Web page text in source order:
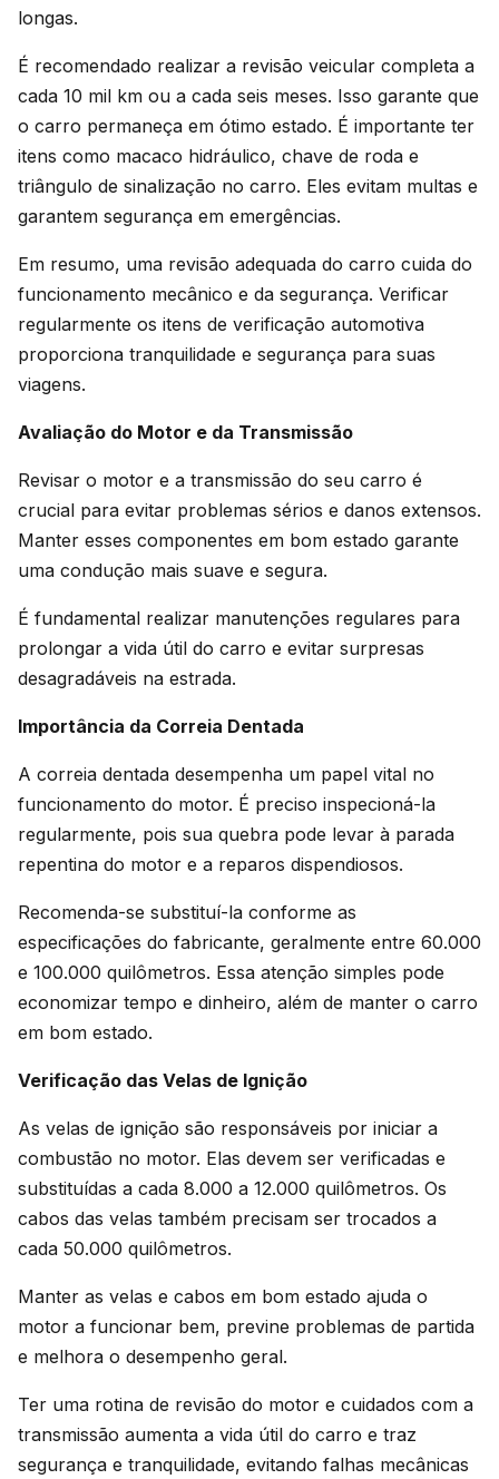
longas.
É recomendado realizar a revisão veicular completa a
cada 10 mil km ou a cada seis meses. Isso garante que
o carro permaneça em ótimo estado. É importante ter
itens como macaco hidráulico, chave de roda e
triângulo de sinalização no carro. Eles evitam multas e
garantem segurança em emergências.
Em resumo, uma revisão adequada do carro cuida do
funcionamento mecânico e da segurança. Verificar
regularmente os itens de verificação automotiva
proporciona tranquilidade e segurança para suas
viagens.
Avaliação do Motor e da Transmissão
Revisar o motor e a transmissão do seu carro é
crucial para evitar problemas sérios e danos extensos.
Manter esses componentes em bom estado garante
uma condução mais suave e segura.
É fundamental realizar manutenções regulares para
prolongar a vida útil do carro e evitar surpresas
desagradáveis na estrada.
Importância da Correia Dentada
A correia dentada desempenha um papel vital no
funcionamento do motor. É preciso inspecioná-la
regularmente, pois sua quebra pode levar à parada
repentina do motor e a reparos dispendiosos.
Recomenda-se substituí-la conforme as
especificações do fabricante, geralmente entre 60.000
e 100.000 quilômetros. Essa atenção simples pode
economizar tempo e dinheiro, além de manter o carro
em bom estado.
Verificação das Velas de Ignição
As velas de ignição são responsáveis por iniciar a
combustão no motor. Elas devem ser verificadas e
substituídas a cada 8.000 a 12.000 quilômetros. Os
cabos das velas também precisam ser trocados a
cada 50.000 quilômetros.
Manter as velas e cabos em bom estado ajuda o
motor a funcionar bem, previne problemas de partida
e melhora o desempenho geral.
Ter uma rotina de revisão do motor e cuidados com a
transmissão aumenta a vida útil do carro e traz
segurança e tranquilidade, evitando falhas mecânicas